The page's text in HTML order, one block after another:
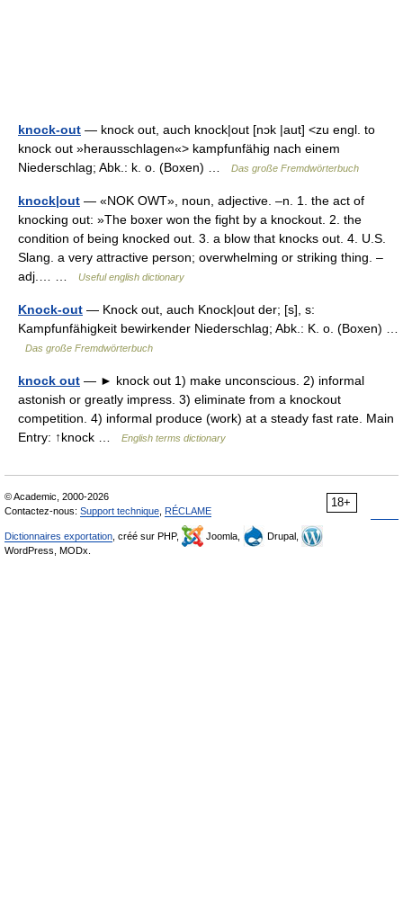
knock-out — knock out, auch knock|out [nɔk |aut] <zu engl. to
knock out »herausschlagen«> kampfunfähig nach einem
Niederschlag; Abk.: k. o. (Boxen) …
Das große Fremdwörterbuch
knock|out — «NOK OWT», noun, adjective. –n. 1. the act of
knocking out: »The boxer won the fight by a knockout. 2. the
condition of being knocked out. 3. a blow that knocks out. 4. U.S.
Slang. a very attractive person; overwhelming or striking thing. –
adj.… …
Useful english dictionary
Knock-out — Knock out, auch Knock|out der; [s], s:
Kampfunfähigkeit bewirkender Niederschlag; Abk.: K. o. (Boxen) …
Das große Fremdwörterbuch
knock out — ► knock out 1) make unconscious. 2) informal
astonish or greatly impress. 3) eliminate from a knockout
competition. 4) informal produce (work) at a steady fast rate. Main
Entry: ↑knock …
English terms dictionary
18+
© Academic, 2000-2026
Contactez-nous: Support technique RÉCLAME
Dictionnaires exportation , créé sur PHP, Joomla,
Drupal,
WordPress, MODx.